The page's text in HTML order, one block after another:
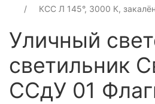
КСС Л 145°, 3000 К,
Уличный
светильник
ССдУ 01